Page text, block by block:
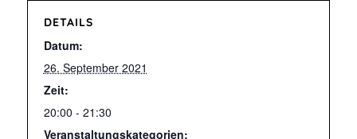
DETAILS
Datum:
26. September 2021
Zeit:
20:00 - 21:30
Veranstaltungskategorien: